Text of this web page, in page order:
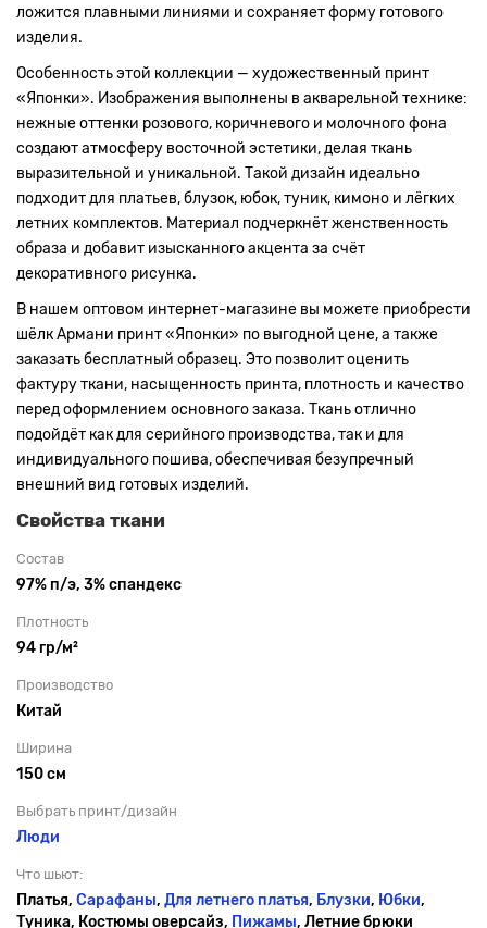
ложится плавными линиями и сохраняет форму готового
изделия.
Особенность этой коллекции — художественный принт
«Японки». Изображения выполнены в акварельной технике:
нежные оттенки розового, коричневого и молочного фона
создают атмосферу восточной эстетики, делая ткань
выразительной и уникальной. Такой дизайн идеально
подходит для платьев, блузок, юбок, туник, кимоно и лёгких
летних комплектов. Материал подчеркнёт женственность
образа и добавит изысканного акцента за счёт
декоративного рисунка.
В нашем оптовом интернет-магазине вы можете приобрести
шёлк Армани принт «Японки» по выгодной цене, а также
заказать бесплатный образец. Это позволит оценить
фактуру ткани, насыщенность принта, плотность и качество
перед оформлением основного заказа. Ткань отлично
подойдёт как для серийного производства, так и для
индивидуального пошива, обеспечивая безупречный
внешний вид готовых изделий.
Свойства ткани
Состав
97% п/э, 3% спандекс
Плотность
94 гр/м²
Производство
Китай
Ширина
150 см
Выбрать принт/дизайн
Люди
Что шьют:
Платья, Сарафаны, Для летнего платья, Блузки, Юбки,
Туника, Костюмы оверсайз, Пижамы, Летние брюки